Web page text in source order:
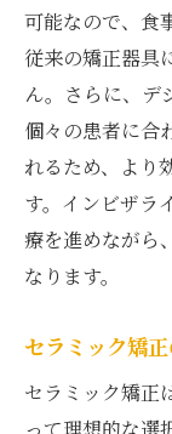
可能なので、食
従来の矯正器具
ん。さらに、デ
個々の患者に合
れるため、より
す。インビザラ
療を進めながら
なります。
セラミック矯
セラミック矯正